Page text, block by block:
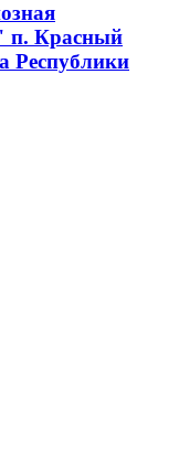
п. Красный
Республики